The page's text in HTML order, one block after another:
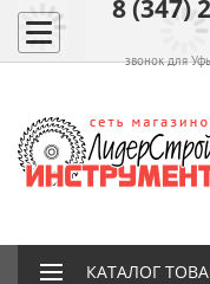
8 (347)
звонок для
КАТАЛОГ